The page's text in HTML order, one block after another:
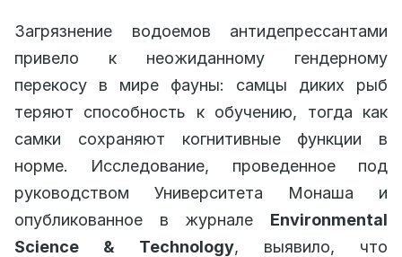
Загрязнение водоемов антидепрессантами
привело к неожиданному гендерному
перекосу в мире фауны: самцы диких рыб
теряют способность к обучению, тогда как
самки сохраняют когнитивные функции в
норме. Исследование, проведенное под
руководством Университета Монаша и
опубликованное в журнале Environmental
Science & Technology, выявило, что